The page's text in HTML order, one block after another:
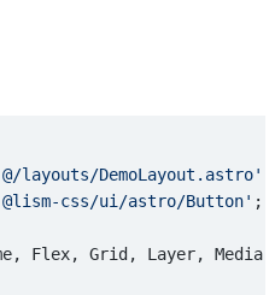
layouts/DemoLayout.astro'
css/ui/astro/Button' ;
Flex, Grid, Layer,